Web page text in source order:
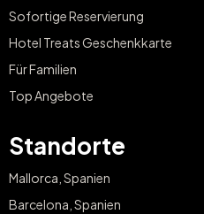
Sofortige Reservierung
Hotel Treats Geschenkkarte
Für Familien
Top Angebote
Standorte
Mallorca, Spanien
Barcelona, Spanien